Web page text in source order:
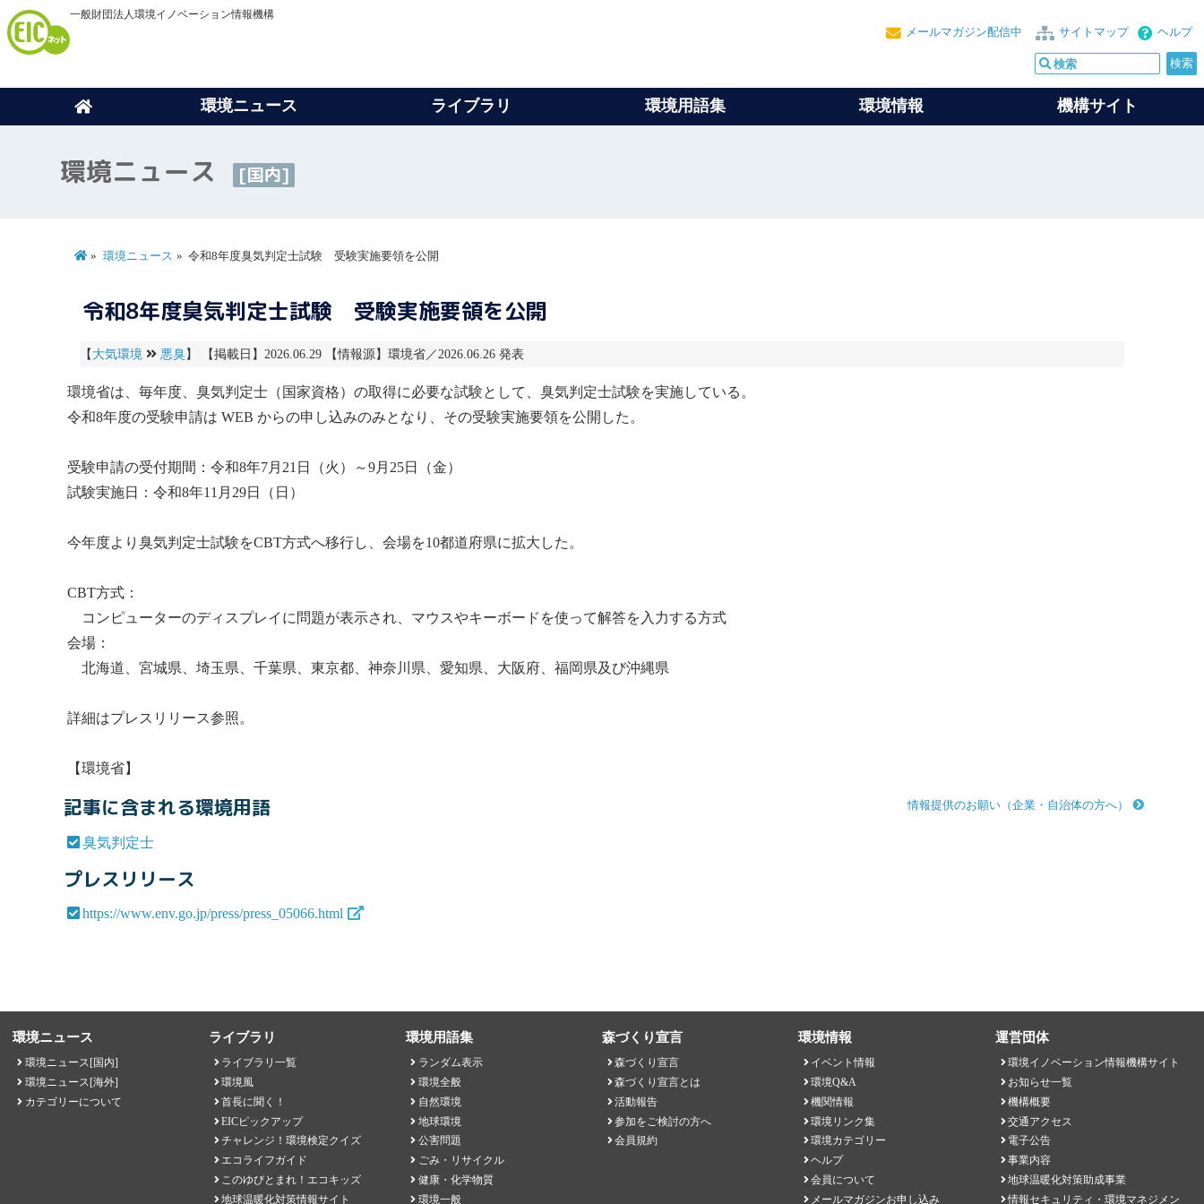
一般財団法人環境イノベーション情報機構
ヘルプ
サイトマップ
メールマガジン配信中
環境ニュース ライブラリ 環境用語集 環境情報 機構サイト
環境ニュース [国内]
環境ニュース 令和8年度臭気判定士試験 受験実施要領を公開
令和8年度臭気判定士試験 受験実施要領を公開
【 大気環境 悪臭】 【掲載日】2026.06.29 【情報源】環境省／2026.06.26 発表
環境省は、毎年度、臭気判定士 （国家資格）の取得に必要な試験として、臭気判定士試験を実施している。
令和8年度の受験申請は WEB からの申し込みのみとなり、その受験実施要領を公開した。
受験申請の受付期間：令和8年7月21日（火）～9月25日（金）
試験実施日：令和8年11月29日（日）
今年度より臭気判定士試験をCBT方式へ移行し、会場を10都道府県に拡大した。
CBT方式：
コンピューターのディスプレイに問題が表示され、マウスやキーボードを使って解答を入力する方式
会場：
北海道、宮城県、埼玉県、千葉県、東京都、神奈川県、愛知県、大阪府、福岡県及び沖縄県
詳細はプレスリリース参照。
【環境省】
情報提供のお願い（企業・自治体の方へ）
記事に含まれる環境用語
臭気判定士
プレスリリース
https://www.env.go.jp/press/press_05066.html
環境ニュース
環境ニュース[国内]
環境ニュース[海外]
カテゴリーについて
ライブラリ
ライブラリ一覧
環境風
首長に聞く！
EICピックアップ
チャレンジ！環境検定クイズ
エコライフガイド
このゆびとまれ！エコキッズ
地球温暖化対策情報サイト
環境用語集
ランダム表示
環境全般
自然環境
地球環境
公害問題
ごみ・リサイクル
健康・化学物質
環境一般
森づくり宣言
森づくり宣言
森づくり宣言とは
活動報告
参加をご検討の方へ
会員規約
環境情報
イベント情報
環境Q&A
機関情報
環境リンク集
環境カテゴリー
ヘルプ
会員について
メールマガジンお申し込み
運営団体
環境イノベーション情報機構サイト
お知らせ一覧
機構概要
交通アクセス
電子公告
事業内容
地球温暖化対策助成事業
情報セキュリティ・環境マネジメン